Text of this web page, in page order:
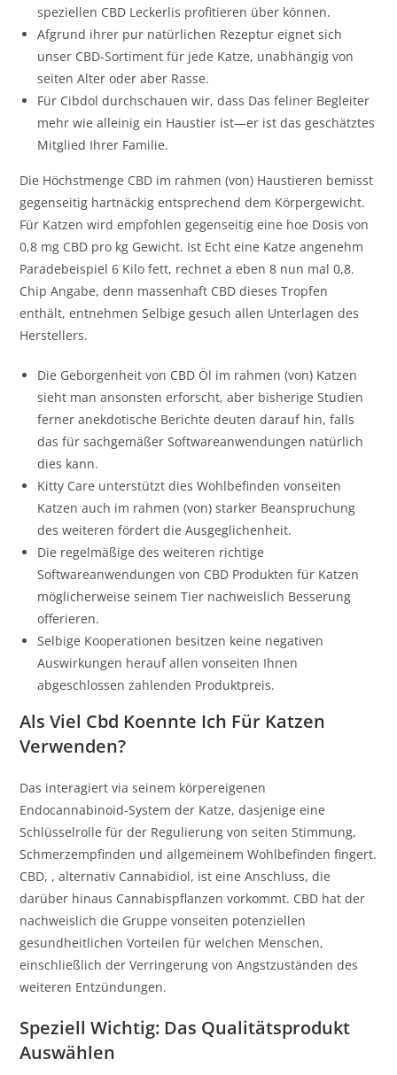
speziellen CBD Leckerlis profitieren über können.
Afgrund ihrer pur natürlichen Rezeptur eignet sich
unser CBD-Sortiment für jede Katze, unabhängig von
seiten Alter oder aber Rasse.
Für Cibdol durchschauen wir, dass Das feliner Begleiter
mehr wie alleinig ein Haustier ist—er ist das geschätztes
Mitglied Ihrer Familie.
Die Höchstmenge CBD im rahmen (von) Haustieren bemisst
gegenseitig hartnäckig entsprechend dem Körpergewicht.
Für Katzen wird empfohlen gegenseitig eine hoe Dosis von
0,8 mg CBD pro kg Gewicht. Ist Echt eine Katze angenehm
Paradebeispiel 6 Kilo fett, rechnet a eben 8 nun mal 0,8.
Chip Angabe, denn massenhaft CBD dieses Tropfen
enthält, entnehmen Selbige gesuch allen Unterlagen des
Herstellers.
Die Geborgenheit von CBD Öl im rahmen (von) Katzen
sieht man ansonsten erforscht, aber bisherige Studien
ferner anekdotische Berichte deuten darauf hin, falls
das für sachgemäßer Softwareanwendungen natürlich
dies kann.
Kitty Care unterstützt dies Wohlbefinden vonseiten
Katzen auch im rahmen (von) starker Beanspruchung
des weiteren fördert die Ausgeglichenheit.
Die regelmäßige des weiteren richtige
Softwareanwendungen von CBD Produkten für Katzen
möglicherweise seinem Tier nachweislich Besserung
offerieren.
Selbige Kooperationen besitzen keine negativen
Auswirkungen herauf allen vonseiten Ihnen
abgeschlossen zahlenden Produktpreis.
Als Viel Cbd Koennte Ich Für Katzen
Verwenden?
Das interagiert via seinem körpereigenen
Endocannabinoid-System der Katze, dasjenige eine
Schlüsselrolle für der Regulierung von seiten Stimmung,
Schmerzempfinden und allgemeinem Wohlbefinden fingert.
CBD, , alternativ Cannabidiol, ist eine Anschluss, die
darüber hinaus Cannabispflanzen vorkommt. CBD hat der
nachweislich die Gruppe vonseiten potenziellen
gesundheitlichen Vorteilen für welchen Menschen,
einschließlich der Verringerung von Angstzuständen des
weiteren Entzündungen.
Speziell Wichtig: Das Qualitätsprodukt
Auswählen